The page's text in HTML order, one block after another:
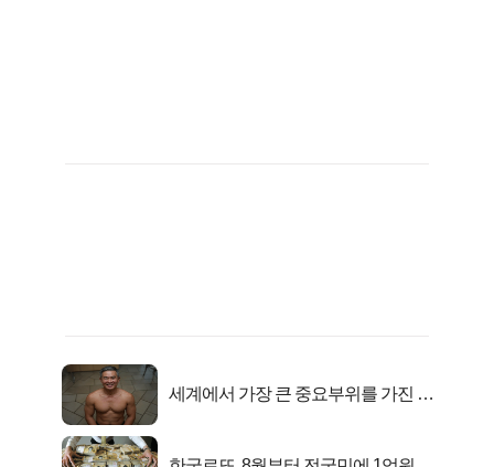
세계에서 가장 큰 중요부위를 가진 남